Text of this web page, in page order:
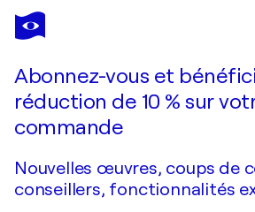
VANYA
GEORGIEVA
Je passe
Abonnez-vous et
réduction de 10 % sur
commande
Nouvelles œuvres, coups de
conseillers, fonctionnalités